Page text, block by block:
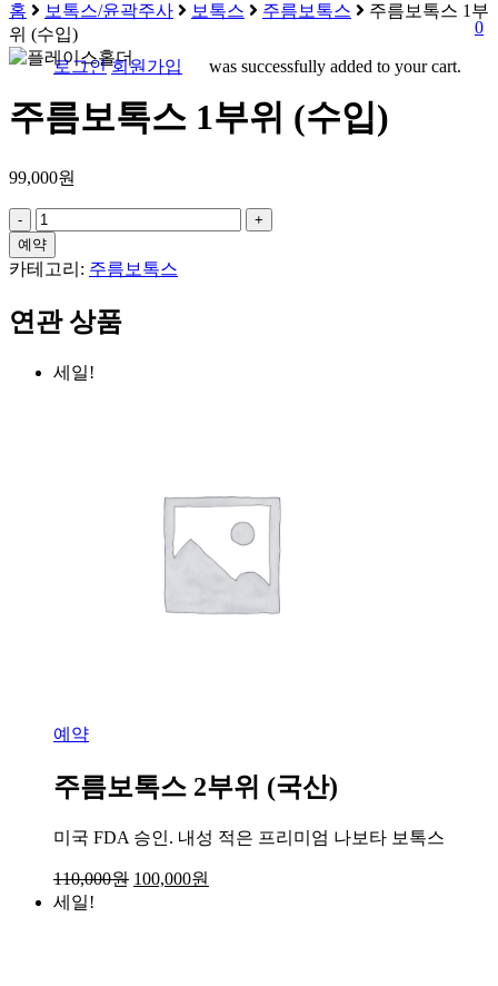
로그인 회원가입
0
was successfully added to your cart.
홈 보톡스/윤곽주사 보톡스 주름보톡스
주름보톡스 1부
위 (수입)
주름보톡스 1부위 (수입)
99,000원
주
름
보
스
1
위
예약
카테고리: 주름보톡스
연관 상품
세일!
예약
주름보톡스 2부위 (국산)
미국 FDA 승인. 내성 적은 프리미엄 나보타 보톡스
110,000원 100,000원
세일!